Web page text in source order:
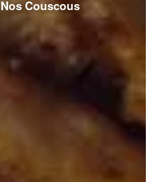
Nos Couscous